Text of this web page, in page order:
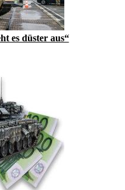
es düster aus“